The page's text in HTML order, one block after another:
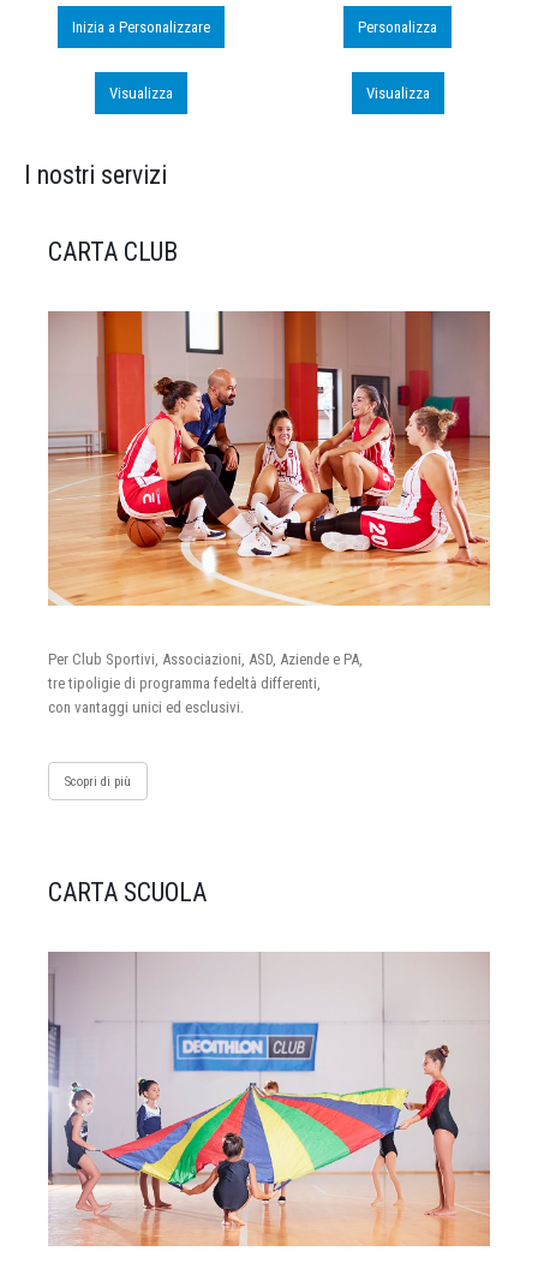
Inizia a Personalizzare
Visualizza
Personalizza
Visualizza
I nostri servizi
CARTA CLUB
Per Club Sportivi, Associazioni, ASD, Aziende e PA,
tre tipoligie di programma fedeltà differenti,
con vantaggi unici ed esclusivi.
Scopri di più
CARTA SCUOLA